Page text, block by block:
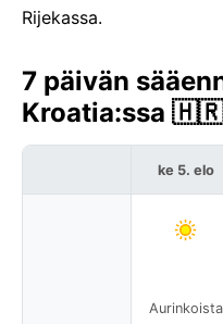
Rijekassa.
7 päivän
Kroatia:ssa 🇭🇷
ke 5. elo
Aurinkoista